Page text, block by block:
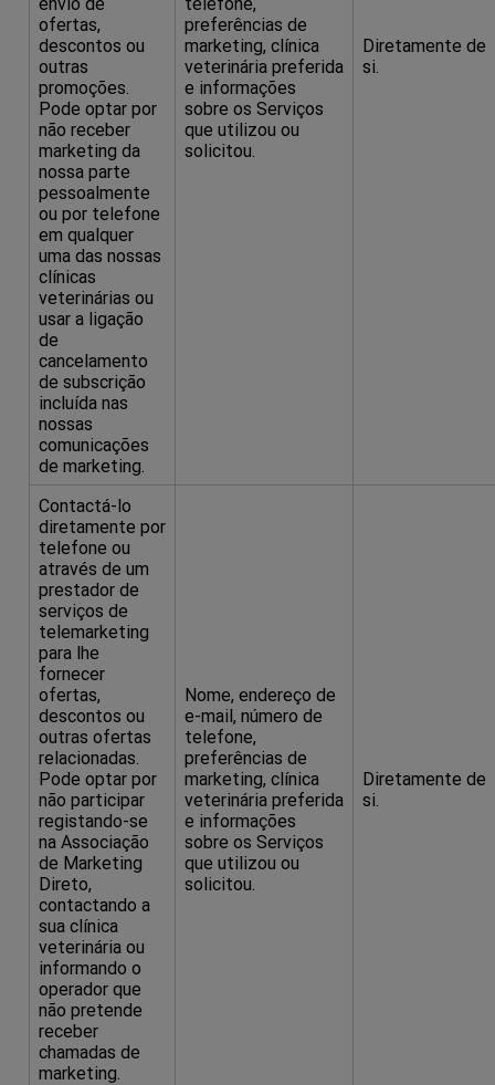
ofertas,
descontos ou
outras
promoções.
Pode optar por
não receber
marketing da
nossa parte
pessoalmente
ou por telefone
em qualquer
uma das nossas
clínicas
veterinárias ou
usar a ligação
de
cancelamento
de subscrição
incluída nas
nossas
comunicações
de marketing.
preferências de
marketing, clínica
veterinária preferida
e informações
sobre os Serviços
que utilizou ou
solicitou.
Diretamente de
si.
Contactá-lo
diretamente por
telefone ou
através de um
prestador de
serviços de
telemarketing
para lhe
fornecer
ofertas,
descontos ou
outras ofertas
relacionadas.
Pode optar por
não participar
registando-se
na Associação
de Marketing
Direto,
contactando a
sua clínica
veterinária ou
informando o
operador que
não pretende
receber
chamadas de
marketing.
Nome, endereço de
e-mail, número de
telefone,
preferências de
marketing, clínica
veterinária preferida
e informações
sobre os Serviços
que utilizou ou
solicitou.
Diretamente de
si.